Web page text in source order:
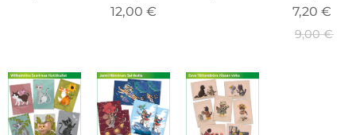
12,00 € 7,20 €
9,00€